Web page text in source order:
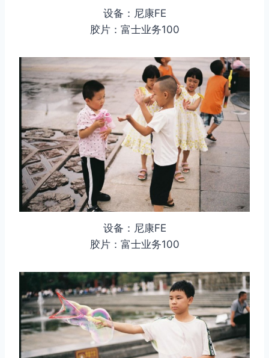
设备：尼康FE
胶片：富士业务100
设备：尼康FE
胶片：富士业务100